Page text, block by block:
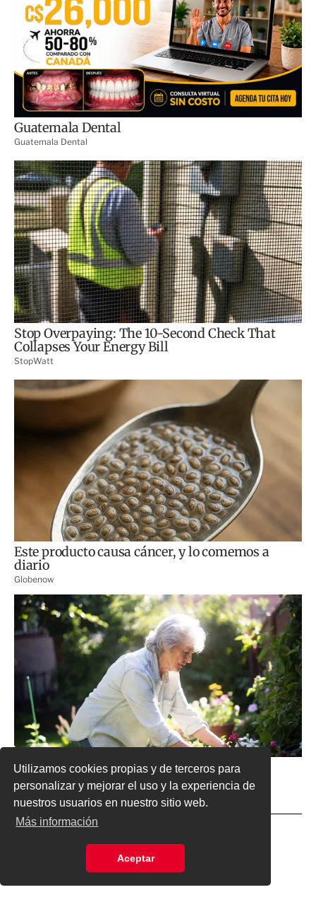
Utilizamos cookies propias y de terceros para
personalizar y mejorar el uso y la experiencia de
nuestros usuarios en nuestro sitio web.
Más información
Aceptar